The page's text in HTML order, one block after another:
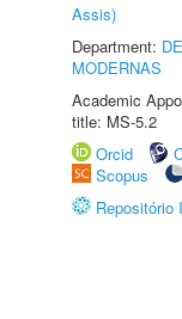
Assis)
Department:
MODERNAS
Academic
title: MS-5.2
Orcid
Scopus
Repositório